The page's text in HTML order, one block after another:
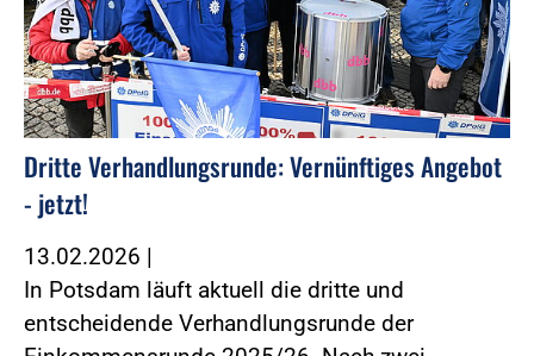
Dritte Verhandlungsrunde: Vernünftiges Angebot
- jetzt!
13.02.2026 |
In Potsdam läuft aktuell die dritte und
entscheidende Verhandlungsrunde der